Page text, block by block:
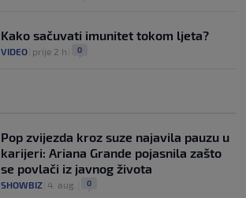
Kako sačuvati imunitet tokom ljeta?
VIDEO prije 2 h 0
Pop zvijezda kroz suze najavila pauzu u
karijeri: Ariana Grande pojasnila zašto
se povlači iz javnog života
SHOWBIZ 4. aug. 0